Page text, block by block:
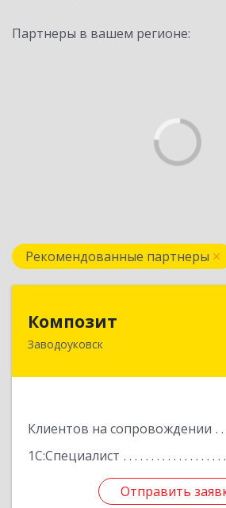
Партнеры в вашем регионе:
Рекомендованные партнеры
Композит
Заводоуковск
Клиентов на сопровождении
1С:Специалист
Отправить
627140, Тюменская обл,
Отправить